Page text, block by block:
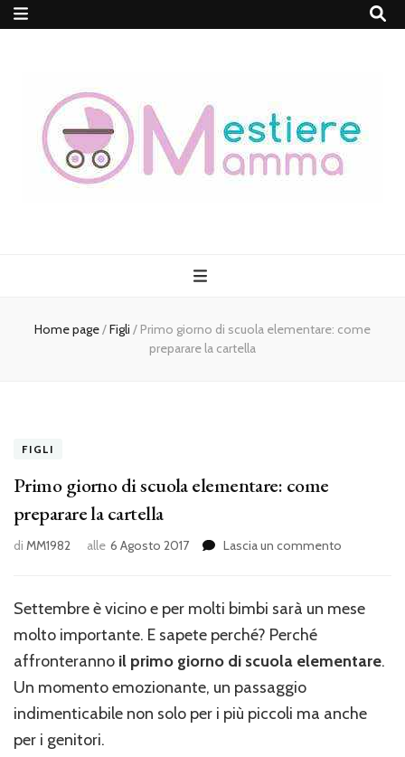
Home page/Figli / Primo giorno di scuola elementare: come
preparare la cartella
FIGLI
Primo giorno di scuola elementare: come
preparare la cartella
di MM1982 alle 6 Agosto 2017 Lascia un commento
come
cartella
Settembre è vicino e per molti bimbi sarà un mese
molto importante. E sapete perché? Perché
affronteranno il primo giorno di scuola elementare.
Un momento emozionante, un passaggio
indimenticabile non solo per i più piccoli ma anche
per i genitori.